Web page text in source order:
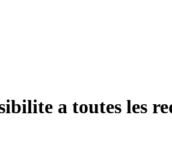
a toutes les